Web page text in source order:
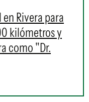
Rivera para
kilómetros y
como "Dr.